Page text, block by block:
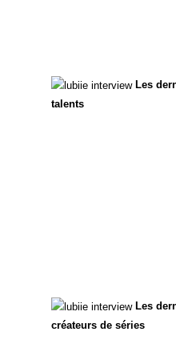
Les
talents
Les
créateurs de séries